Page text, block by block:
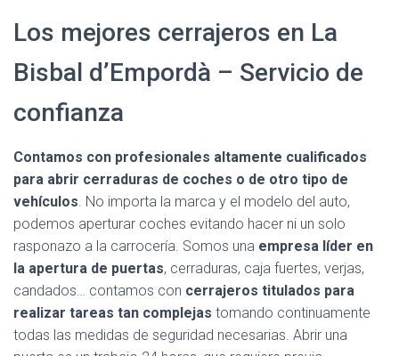
Los mejores cerrajeros en La
Bisbal d’Empordà – Servicio de
confianza
Contamos con profesionales altamente cualificados
para abrir cerraduras de coches o de otro tipo de
vehículos. No importa la marca y el modelo del auto,
podemos aperturar coches evitando hacer ni un solo
rasponazo a la carrocería. Somos una empresa líder en
la apertura de puertas, cerraduras, caja fuertes, verjas,
candados… contamos con cerrajeros titulados para
realizar tareas tan complejas tomando continuamente
todas las medidas de seguridad necesarias. Abrir una